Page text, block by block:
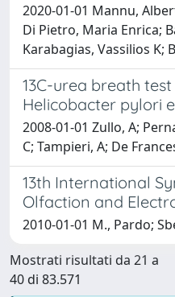
2020-01-01 Mannu,
Di Pietro, Maria Enrica;
Karabagias, Vassilios K;
13C-urea breath
Helicobacter pylori
2008-01-01 Zullo, A;
C; Tampieri, A; De
13th International
Olfaction and
2010-01-01 M., Pardo;
Mostrati risultati da 21 a
40 di 83.571